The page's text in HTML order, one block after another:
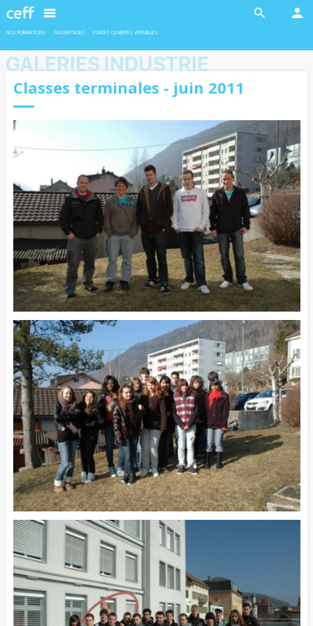
NOS FORMATIONS INSCRIPTIONS PORTES OUVERTES VIRTUELLES
GALERIES INDUSTRIE
Classes terminales - juin 2011
collaboration avec l'EPFL aux filles et
garçons de 11 à 13 ans.
INDUSTRIE
En savoir plus
Formation duales
L’admission pour les formations duales
est soumise à la conclusion d’un contrat
d’apprentissage avec une entreprise
formatrice.
INDUSTRIE
En savoir plus